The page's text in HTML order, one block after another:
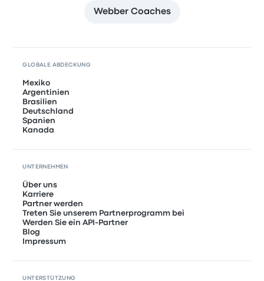
Webber Coaches
GLOBALE ABDECKUNG
Mexiko
Argentinien
Brasilien
Deutschland
Spanien
Kanada
UNTERNEHMEN
Über uns
Karriere
Partner werden
Treten Sie unserem Partnerprogramm bei
Werden Sie ein API-Partner
Blog
Impressum
UNTERSTÜTZUNG